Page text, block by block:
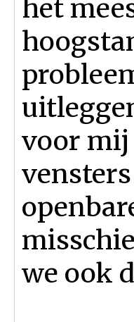
het
voor mij
we ook